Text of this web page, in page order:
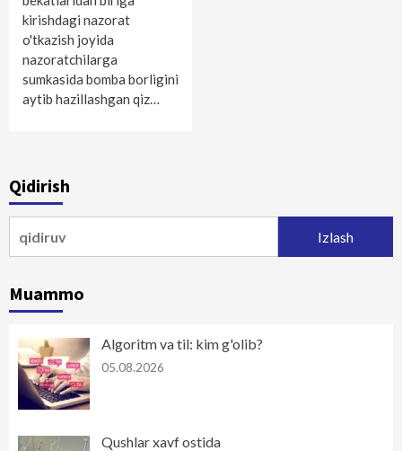
kirishdagi nazorat
o'tkazish joyida
nazoratchilarga
sumkasida bomba borligini
aytib hazillashgan qiz…
Qidirish
Muammo
Algoritm va til: kim g'olib?
05.08.2026
Qushlar xavf ostida